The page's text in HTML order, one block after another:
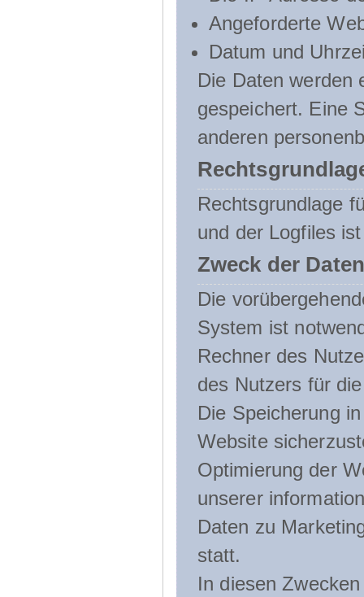
Angeforderte
Datum und
Die Daten werden
gespeichert. Eine
anderen
Rechtsgrundlage
und der Logfiles
Zweck der
Die
System ist
Rechner des
des Nutzers für
Die Speicherung
Website
Optimierung der
unserer
Daten zu
statt.
In diesen